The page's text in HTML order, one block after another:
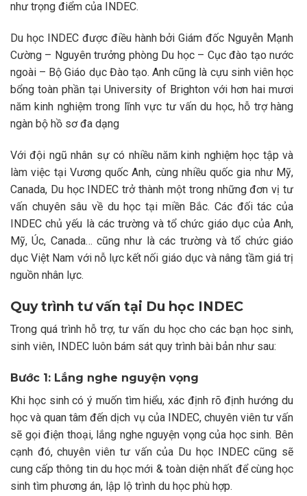
như trọng điểm của INDEC.
Du học INDEC được điều hành bởi Giám đốc Nguyễn Mạnh
Cường – Nguyên trưởng phòng Du học – Cục đào tạo nước
ngoài – Bộ Giáo dục Đào tạo. Anh cũng là cựu sinh viên học
bổng toàn phần tại University of Brighton với hơn hai mươi
năm kinh nghiệm trong lĩnh vực tư vấn du học, hỗ trợ hàng
ngàn bộ hồ sơ đa dạng
Với đội ngũ nhân sự có nhiều năm kinh nghiệm học tập và
làm việc tại Vương quốc Anh, cùng nhiều quốc gia như Mỹ,
Canada, Du học INDEC trở thành một trong những đơn vị tư
vấn chuyên sâu về du học tại miền Bắc. Các đối tác của
INDEC chủ yếu là các trường và tổ chức giáo dục của Anh,
Mỹ, Úc, Canada… cũng như là các trường và tổ chức giáo
dục Việt Nam với nỗ lực kết nối giáo dục và nâng tầm giá trị
nguồn nhân lực.
Quy trình tư vấn tại Du học INDEC
Trong quá trình hỗ trợ, tư vấn du học cho các bạn học sinh,
sinh viên, INDEC luôn bám sát quy trình bài bản như sau:
Bước 1: Lắng nghe nguyện vọng
Khi học sinh có ý muốn tìm hiểu, xác định rõ định hướng du
học và quan tâm đến dịch vụ của INDEC, chuyên viên tư vấn
sẽ gọi điện thoại, lắng nghe nguyện vọng của học sinh. Bên
cạnh đó, chuyên viên tư vấn của Du học INDEC cũng sẽ
cung cấp thông tin du học mới & toàn diện nhất để cùng học
sinh tìm phương án, lập lộ trình du học phù hợp.